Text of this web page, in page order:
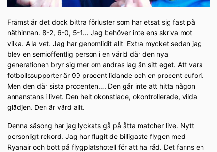
Främst är det dock bittra förluster som har etsat sig fast på
näthinnan. 8-2, 6-0, 5-1… Jag behöver inte ens skriva mot
vilka. Alla vet. Jag har genomlidit allt. Extra mycket sedan jag
blev en semioffentlig person i en värld där den nya
generationen bryr sig mer om andras lag än sitt eget. Att vara
fotbollssupporter är 99 procent lidande och en procent eufori.
Men den där sista procenten…. Den går inte att hitta någon
annanstans i livet. Den helt okonstlade, okontrollerade, vilda
glädjen. Den är värd allt.
Denna säsong har jag lyckats gå på åtta matcher live. Nytt
personligt rekord. Jag har flugit de billigaste flygen med
Ryanair och bott på flygplatshotell för att ha råd. Det fanns en